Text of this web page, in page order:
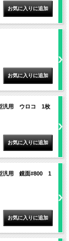
汎用 ウロコ 1枚
汎用 鏡面#800 1